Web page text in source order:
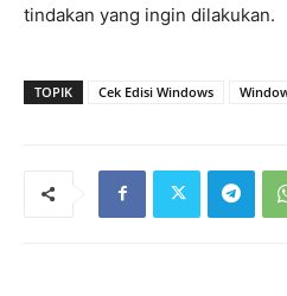
tindakan yang ingin dilakukan.
TOPIK Cek Edisi Windows